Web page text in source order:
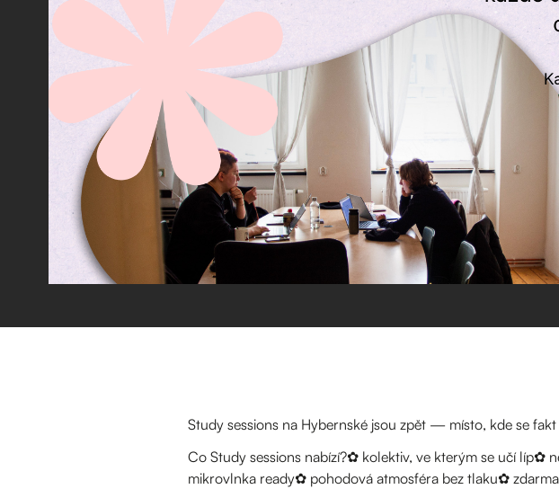
Study sessions na Hybernské jsou zpět — místo, kde se
Co Study sessions nabízí?✿ kolektiv, ve kterým se učí
mikrovlnka ready✿ pohodová atmosféra bez tlaku✿